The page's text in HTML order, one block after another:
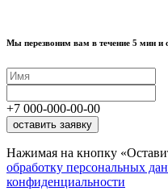
Мы перезвоним вам в течение 5 мин и
+7 000-000-00-00
оставить заявку
Нажимая на кнопку
обработку персональных
конфиденциальности